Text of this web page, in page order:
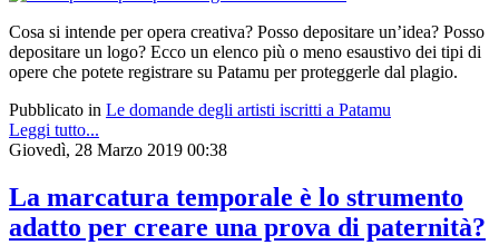
Cosa si intende per opera creativa? Posso depositare un’idea? Posso
depositare un logo? Ecco un elenco più o meno esaustivo dei tipi di
opere che potete registrare su Patamu per proteggerle dal plagio.
Pubblicato in Le domande degli artisti iscritti a Patamu
Leggi tutto...
Giovedì, 28 Marzo 2019 00:38
La marcatura temporale è lo strumento
adatto per creare una prova di paternità?